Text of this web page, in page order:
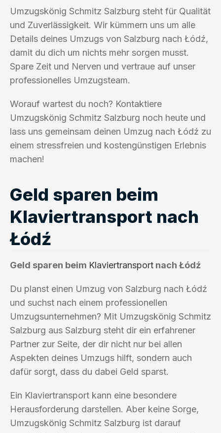
Umzugskönig Schmitz Salzburg steht für Qualität
und Zuverlässigkeit. Wir kümmern uns um alle
Details deines Umzugs von Salzburg nach Łódź,
damit du dich um nichts mehr sorgen musst.
Spare Zeit und Nerven und vertraue auf unser
professionelles Umzugsteam.
Worauf wartest du noch? Kontaktiere
Umzugskönig Schmitz Salzburg noch heute und
lass uns gemeinsam deinen Umzug nach Łódź zu
einem stressfreien und kostengünstigen Erlebnis
machen!
Geld sparen beim
Klaviertransport nach
Łódź
Geld sparen beim Klaviertransport nach Łódź
Du planst einen Umzug von Salzburg nach Łódź
und suchst nach einem professionellen
Umzugsunternehmen? Mit Umzugskönig Schmitz
Salzburg aus Salzburg steht dir ein erfahrener
Partner zur Seite, der dir nicht nur bei allen
Aspekten deines Umzugs hilft, sondern auch
dafür sorgt, dass du dabei Geld sparst.
Ein Klaviertransport kann eine besondere
Herausforderung darstellen. Aber keine Sorge,
Umzugskönig Schmitz Salzburg ist darauf